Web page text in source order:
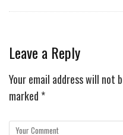
Leave a Reply
Your email address will not
marked *